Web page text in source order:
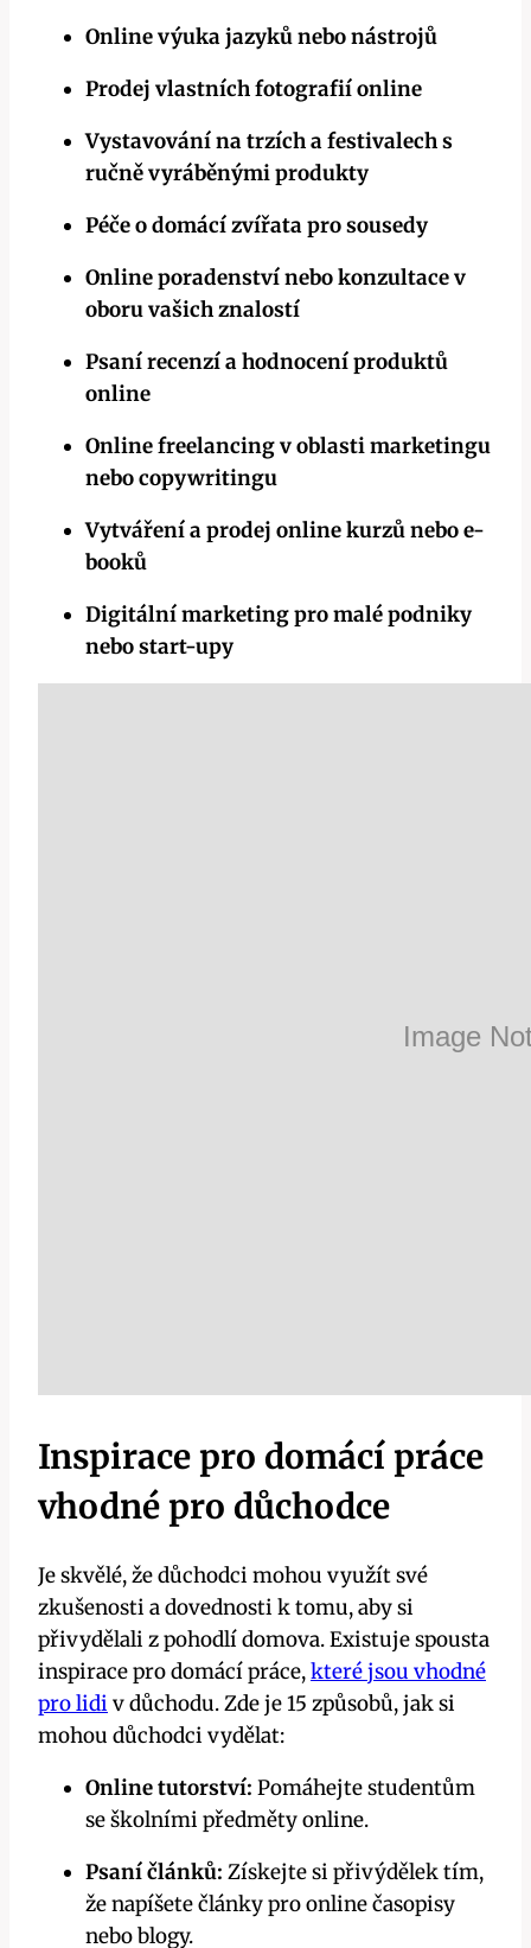
Online výuka jazyků nebo nástrojů
Prodej vlastních fotografií online
Vystavování na trzích a festivalech s
ručně vyráběnými produkty
Péče o domácí zvířata pro sousedy
Online poradenství nebo konzultace v
oboru vašich znalostí
Psaní recenzí a hodnocení produktů
online
Online freelancing v oblasti marketingu
nebo copywritingu
Vytváření a prodej online kurzů nebo e-
booků
Digitální marketing pro malé podniky
nebo start-upy
Inspirace pro domácí práce
vhodné pro důchodce
Je skvělé, že důchodci mohou využít své
zkušenosti a dovednosti k tomu, aby si
přivydělali z pohodlí domova. Existuje spousta
inspirace pro domácí práce,které jsou vhodné
pro lidi v důchodu. Zde je 15 způsobů, jak si
mohou důchodci vydělat:
Online tutorství: Pomáhejte studentům
se školními předměty online.
Psaní článků: Získejte si přivýdělek tím,
že napíšete články pro online časopisy
nebo blogy.